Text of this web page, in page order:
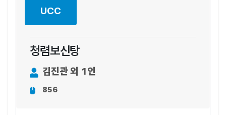
UCC
청렴보신탕
김진관 외 1인
856